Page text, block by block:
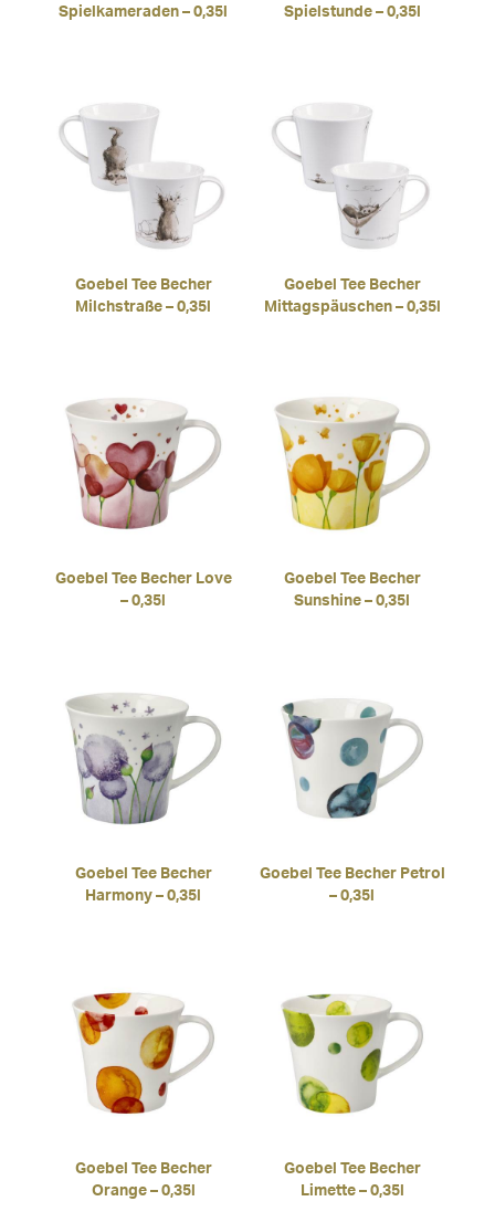
Spielkameraden – 0,35l
Spielstunde – 0,35l
Goebel Tee Becher
Milchstraße – 0,35l
Goebel Tee Becher
Mittagspäuschen – 0,35l
Goebel Tee Becher Love
– 0,35l
Goebel Tee Becher
Sunshine – 0,35l
Goebel Tee Becher
Harmony – 0,35l
Goebel Tee Becher Petrol
– 0,35l
Goebel Tee Becher
Orange – 0,35l
Goebel Tee Becher
Limette – 0,35l